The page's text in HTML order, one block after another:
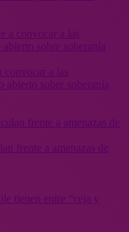
frente a amenazas de
tienen entre “ceja y